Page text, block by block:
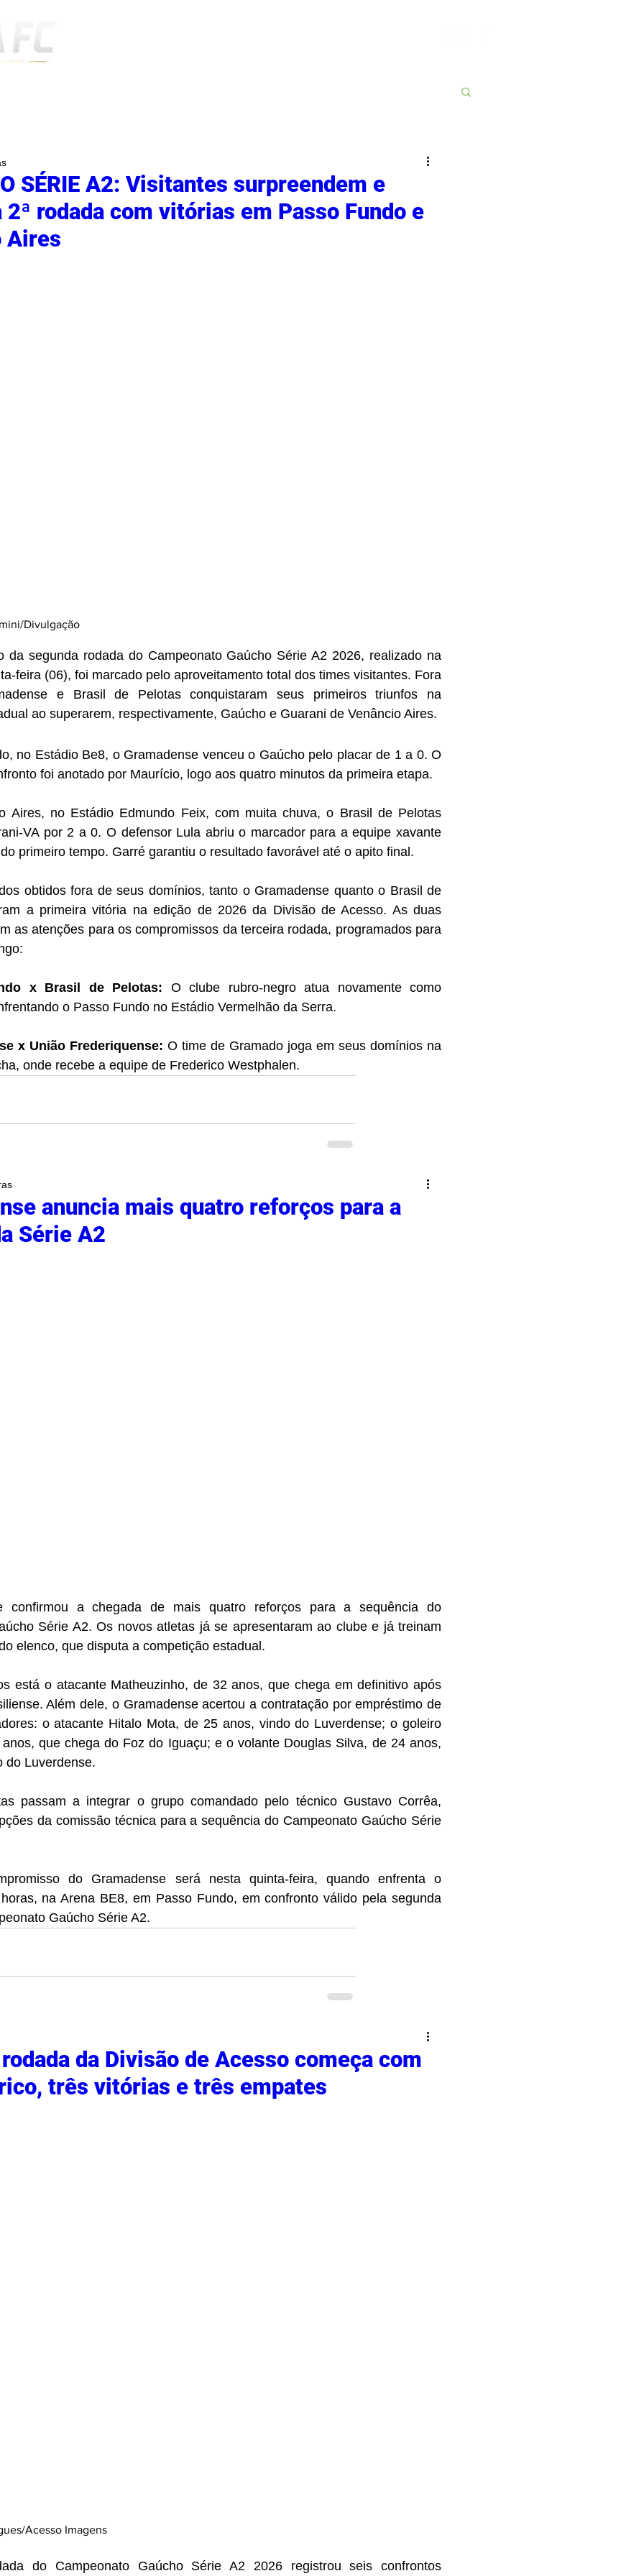
SÉRIE A2: Visitantes surpreendem e
rodada com vitórias em Passo Fundo e
Aires
Divulgação
da segunda rodada do Campeonato Gaúcho Série A2 2026, realizado na
feira (06), foi marcado pelo aproveitamento total dos times visitantes. Fora
e Brasil de Pelotas conquistaram seus primeiros triunfos na
ao superarem, respectivamente, Gaúcho e Guarani de Venâncio Aires.
no Estádio Be8, o Gramadense venceu o Gaúcho pelo placar de 1 a 0. O
foi anotado por Maurício, logo aos quatro minutos da primeira etapa.
Aires, no Estádio Edmundo Feix, com muita chuva, o Brasil de Pelotas
VA por 2 a 0. O defensor Lula abriu o marcador para a equipe xavante
primeiro tempo. Garré garantiu o resultado favorável até o apito final.
obtidos fora de seus domínios, tanto o Gramadense quanto o Brasil de
a primeira vitória na edição de 2026 da Divisão de Acesso. As duas
as atenções para os compromissos da terceira rodada, programados para
x Brasil de Pelotas: O clube rubro-negro atua novamente como
o Passo Fundo no Estádio Vermelhão da Serra.
x União Frederiquense: O time de Gramado joga em seus domínios na
onde recebe a equipe de Frederico Westphalen.
anuncia mais quatro reforços para a
Série A2
confirmou a chegada de mais quatro reforços para a sequência do
Série A2. Os novos atletas já se apresentaram ao clube e já treinam
elenco, que disputa a competição estadual.
está o atacante Matheuzinho, de 32 anos, que chega em definitivo após
Além dele, o Gramadense acertou a contratação por empréstimo de
o atacante Hitalo Mota, de 25 anos, vindo do Luverdense; o goleiro
que chega do Foz do Iguaçu; e o volante Douglas Silva, de 24 anos,
do Luverdense.
passam a integrar o grupo comandado pelo técnico Gustavo Corrêa,
da comissão técnica para a sequência do Campeonato Gaúcho Série
do Gramadense será nesta quinta-feira, quando enfrenta o
na Arena BE8, em Passo Fundo, em confronto válido pela segunda
Gaúcho Série A2.
da Divisão de Acesso começa com
três vitórias e três empates
Acesso Imagens
do Campeonato Gaúcho Série A2 2026 registrou seis confrontos